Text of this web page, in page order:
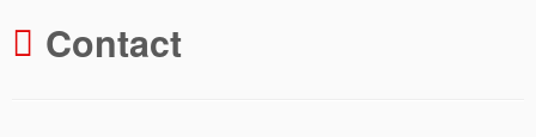
Contact